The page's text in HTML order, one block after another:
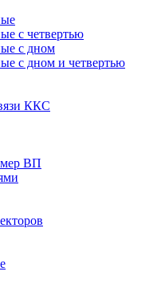
с четвертью
с дном
с дном и четвертью
ККС
ВП